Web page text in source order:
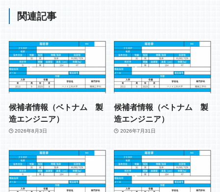
関連記事
候補者情報（ベトナム 製
造エンジニア）
2026年8月3日
候補者情報（ベトナム 製
造エンジニア）
2026年7月31日